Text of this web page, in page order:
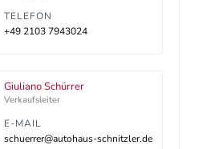
TELEFON
+49 2103 7943024
Giuliano Schürrer
Verkaufsleiter
E-MAIL
schuerrer@autohaus-schnitzler.de